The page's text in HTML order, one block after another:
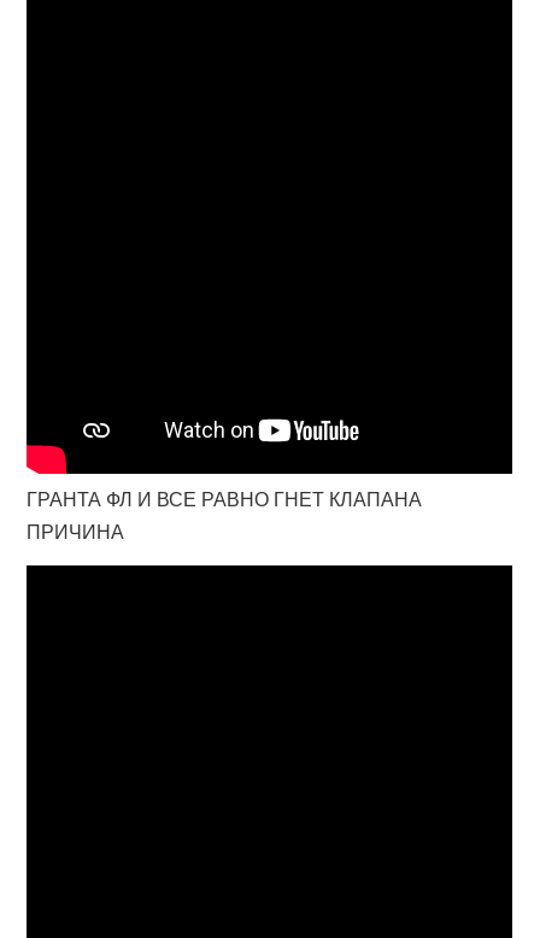
ГРАНТА ФЛ И ВСЕ РАВНО ГНЕТ КЛАПАНА
ПРИЧИНА